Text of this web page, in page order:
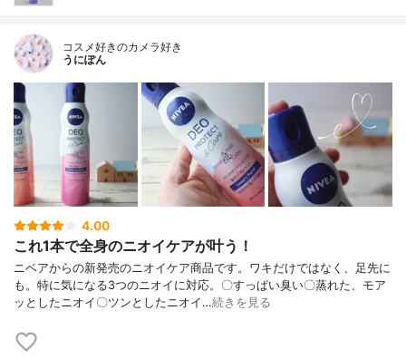
コスメ好きのカメラ好き
うにぽん
4.00
これ1本で全身のニオイケアが叶う！
ニベアからの新発売のニオイケア商品です。ワキだけではなく、足先に
も。特に気になる3つのニオイに対応。〇すっぱい臭い〇蒸れた、モア
ッとしたニオイ〇ツンとしたニオイ…続きを見る